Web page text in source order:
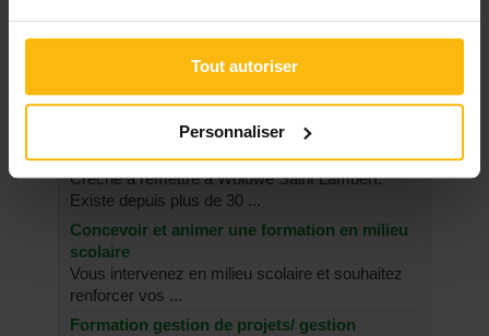
Tout autoriser
Personnaliser
SUR LE FORUM
ENFANCE, JEUNESSE
Crèche à remettre WSL
Creche à remettre à Woluwe Saint Lambert.
Existe depuis plus de 30 ...
Concevoir et animer une formation en milieu
scolaire
Vous intervenez en milieu scolaire et souhaitez
renforcer vos ...
Formation gestion de projets/ gestion